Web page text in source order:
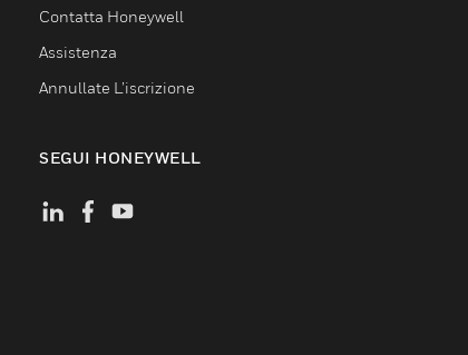
Contatta Honeywell
Assistenza
Annullate L’iscrizione
SEGUI HONEYWELL